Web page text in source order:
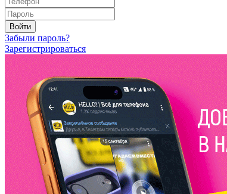
Войти
Забыли пароль?
Зарегистрироваться